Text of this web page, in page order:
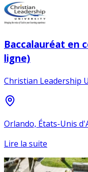
Baccalauréat en
ligne)
Christian Leadership
Orlando, États-Unis
Lire la suite